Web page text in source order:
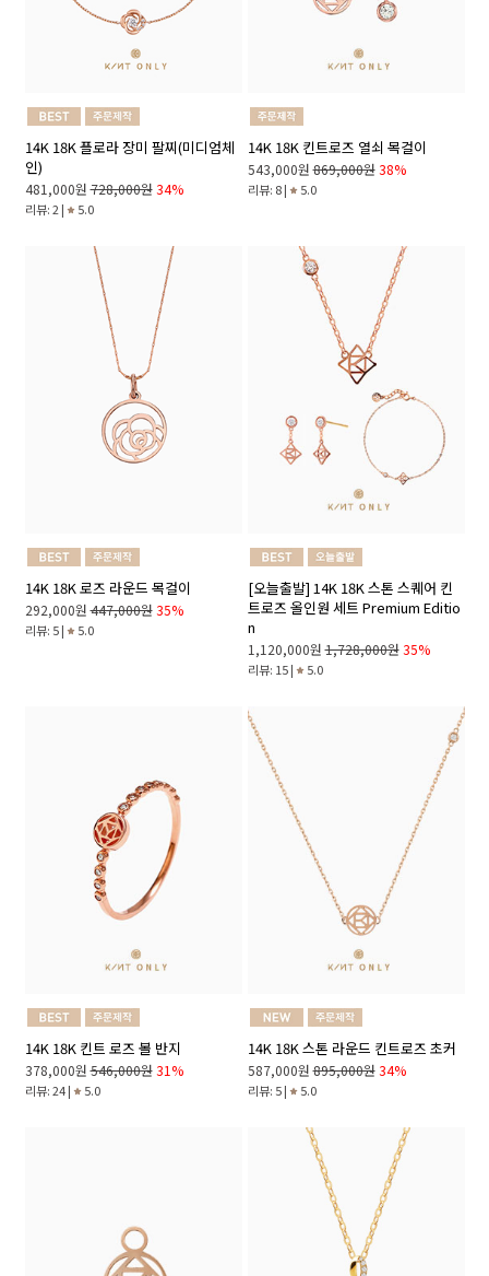
14K 18K 플로라 장미 팔찌(미디엄체
인)
481,000원 728,000원 34%
리뷰: 2 | 5.0
14K 18K 킨트로즈 열쇠 목걸이
543,000원 869,000원 38%
리뷰: 8 | 5.0
14K 18K 로즈 라운드 목걸이
292,000원 447,000원 35%
리뷰: 5 | 5.0
[오늘출발] 14K 18K 스톤 스퀘어 킨
트로즈 올인원 세트 Premium Editio
n
1,120,000원 1,728,000원 35%
리뷰: 15 | 5.0
14K 18K 킨트 로즈 볼 반지
378,000원 546,000원 31%
리뷰: 24 | 5.0
14K 18K 스톤 라운드 킨트로즈 초커
587,000원 895,000원 34%
리뷰: 5 | 5.0